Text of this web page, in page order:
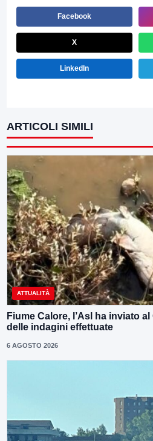
Facebook
X
LinkedIn
ARTICOLI SIMILI
ATTUALITÀ
Fiume Calore, l’Asl ha inviato
delle indagini effettuate
6 AGOSTO 2026